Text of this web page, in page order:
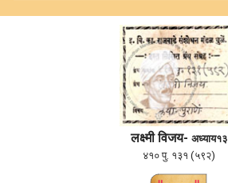
लक्ष्मी विजय- अध्याय१३
४१० पु. १३१ (५९२)